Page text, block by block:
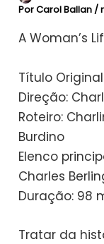
PorCarol Ballan /
A Woman’s
Título
Direção:
Roteiro:
Burdino
Elenco
Charles
Duração: 98
Tratar da